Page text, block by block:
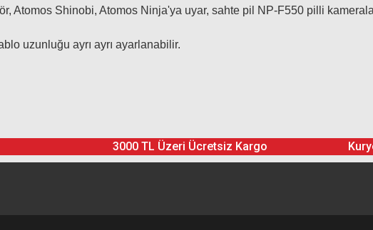
Atomos Shinobi, Atomos Ninja'ya uyar, sahte pil NP-F550 pilli
uzunluğu ayrı ayrı ayarlanabilir.
3000 TL Üzeri Ücretsiz Kargo